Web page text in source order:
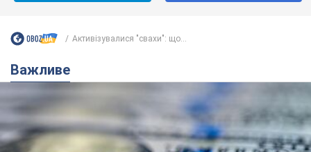
Активізувалися "свахи": що...
Важливе